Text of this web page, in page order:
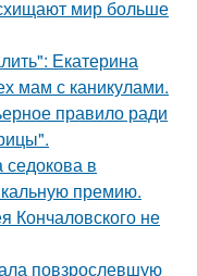
мир больше
Екатерина
мам с каникулами.
правило ради
в
премию.
не
повзрослевшую